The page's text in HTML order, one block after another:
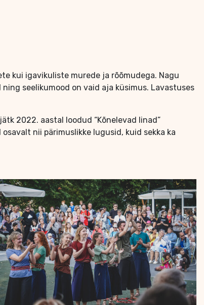
kui igavikuliste murede ja rõõmudega. Nagu
seelikumood on vaid aja küsimus. Lavastuses
2022. aastal loodud “Kõnelevad linad”
nii pärimuslikke lugusid, kuid sekka ka